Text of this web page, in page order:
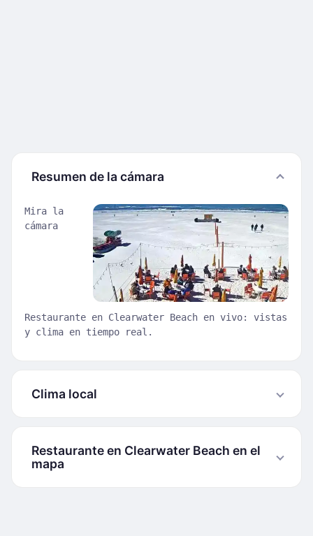
Resumen de la cámara
Mira la
cámara
Restaurante en Clearwater Beach en vivo: vistas
y clima en tiempo real.
Clima local
Restaurante en Clearwater Beach en el
mapa